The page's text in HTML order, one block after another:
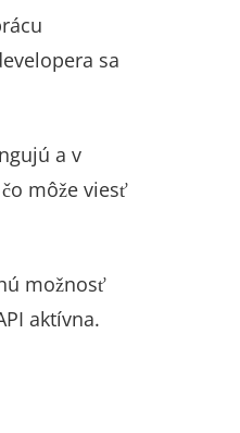
sa
a v
môže viesť
možnosť
aktívna.